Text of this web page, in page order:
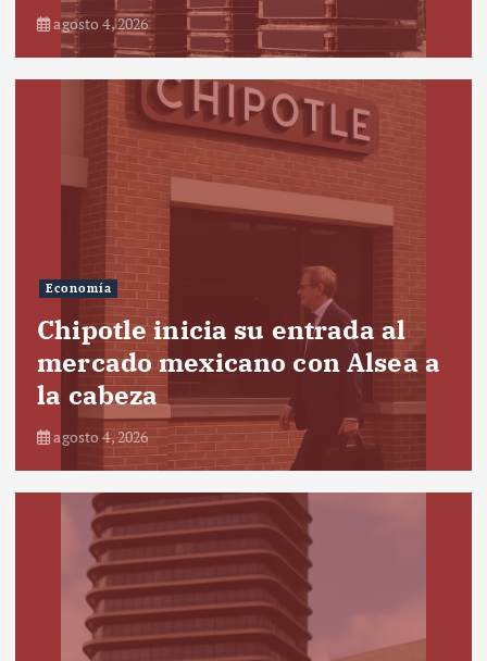
agosto 4, 2026
Economía
Chipotle inicia su entrada al
mercado mexicano con Alsea a
la cabeza
agosto 4, 2026